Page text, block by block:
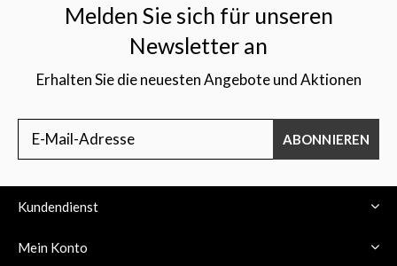
Melden Sie sich für unseren
Newsletter an
Erhalten Sie die neuesten Angebote und Aktionen
ABONNIEREN
Kundendienst
Mein Konto